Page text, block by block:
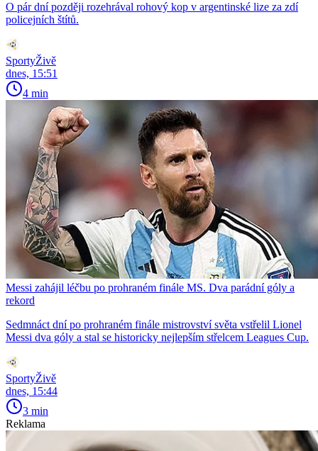
O pár dní později rozehrával rohový kop v argentinské lize za zdí
policejních štítů.
SportyŽivě
dnes, 15:51
4 min
Messi zahájil léčbu po prohraném finále MS. Dva parádní góly a
rekord
Sedmnáct dní po prohraném finále mistrovství světa vstřelil Lionel
Messi dva góly a stal se historicky nejlepším střelcem Leagues Cup.
SportyŽivě
dnes, 15:44
3 min
Reklama